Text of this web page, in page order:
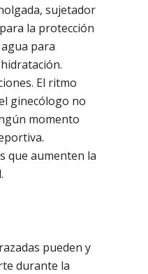
sujetador
la protección
para
El ritmo
ginecólogo no
momento
que aumenten la
pueden y
durante la